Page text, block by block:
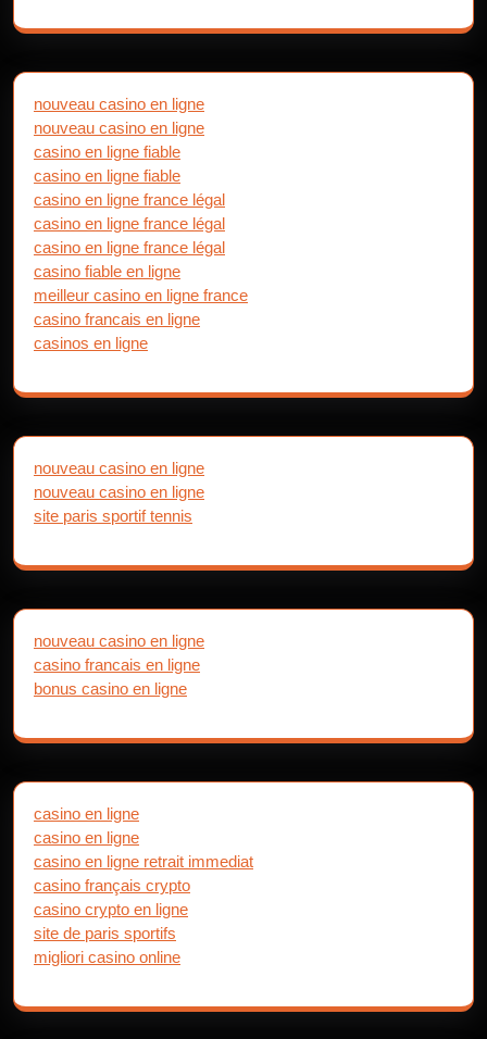
nouveau casino en ligne
nouveau casino en ligne
casino en ligne fiable
casino en ligne fiable
casino en ligne france légal
casino en ligne france légal
casino en ligne france légal
casino fiable en ligne
meilleur casino en ligne france
casino francais en ligne
casinos en ligne
nouveau casino en ligne
nouveau casino en ligne
site paris sportif tennis
nouveau casino en ligne
casino francais en ligne
bonus casino en ligne
casino en ligne
casino en ligne
casino en ligne retrait immediat
casino français crypto
casino crypto en ligne
site de paris sportifs
migliori casino online